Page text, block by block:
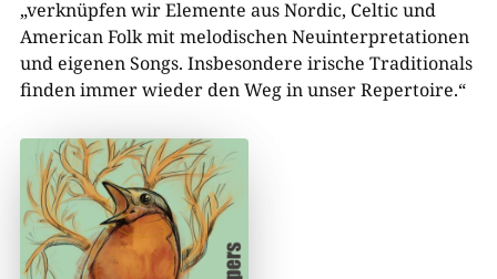
„verknüpfen wir Elemente aus Nordic, Celtic und
American Folk mit melodischen Neuinterpretationen
und eigenen Songs. Insbesondere irische Traditionals
finden immer wieder den Weg in unser Repertoire.“